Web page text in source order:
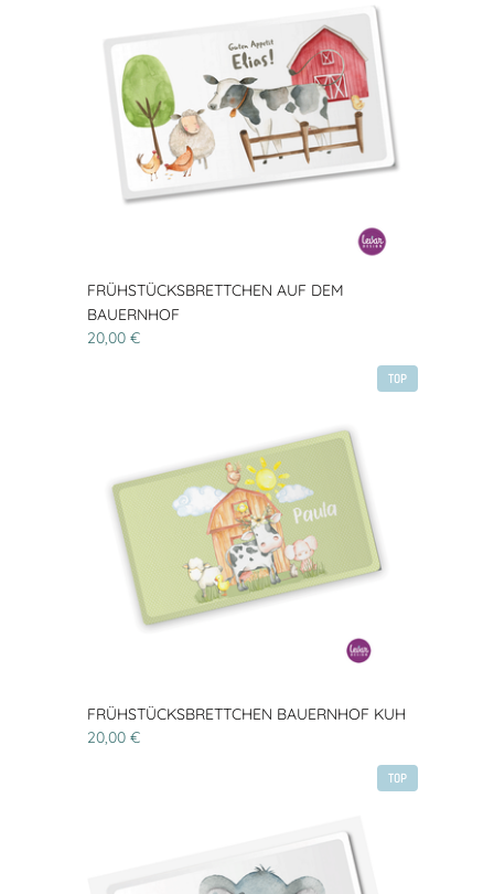
FRÜHSTÜCKSBRETTCHEN AUF DEM
BAUERNHOF
20,00 €
TOP
FRÜHSTÜCKSBRETTCHEN BAUERNHOF KUH
20,00 €
TOP